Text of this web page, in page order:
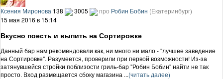
Ксения Миронова 138 3005 про Робин Бобин (Екатеринбург)
15 мая 2016 в 15:14
Вкусно поесть и выпить на Сортировке
Данный бар нам рекомендовали как, ни много ни мало - "лучшее заведение
на Сортировке". Разумеется, проверили при первой возможности! Из-за
затянувшейся стройки поблизости гриль-бар "Робин Бобин" найти не так
просто. Вход размещается сбоку магазина ...(читать далее)